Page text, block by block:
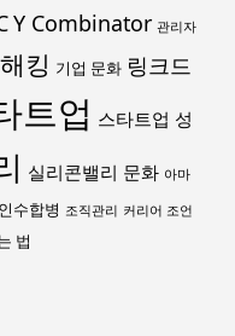
Y Combinator 관리자
킹 기업 문화 링크드
트업 스타트업 성
실리콘밸리 문화 아마
인수합병 조직관리 커리어 조언
법